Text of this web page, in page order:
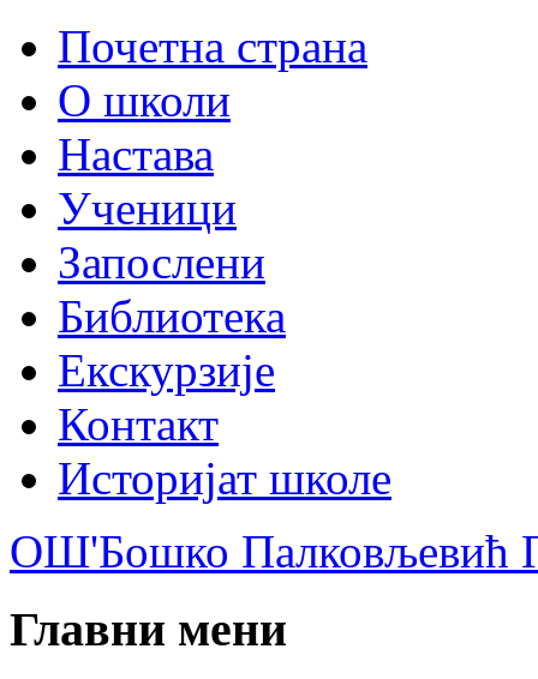
Почетна страна
О школи
Настава
Ученици
Запослени
Библиотека
Екскурзије
Контакт
Историјат школе
ОШ'Бошко Палковљевић
Главни мени